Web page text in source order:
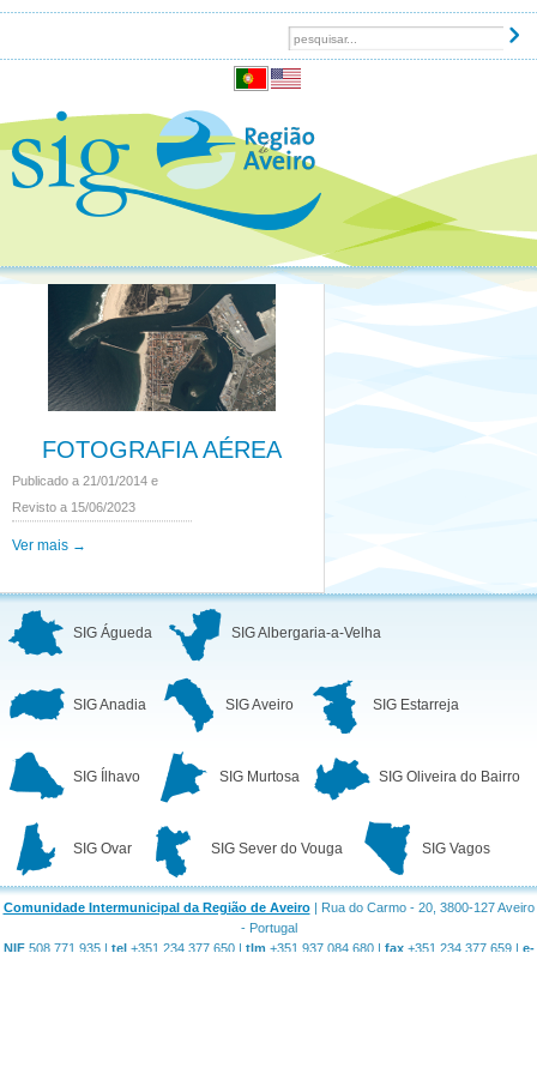
FOTOGRAFIA AÉREA
Publicado a 21/01/2014 e
Revisto a 15/06/2023
Ver mais →
SIG Águeda SIG Albergaria-a-Velha
SIG Anadia SIG Aveiro SIG Estarreja
SIG Ílhavo SIG Murtosa SIG Oliveira do Bairro
SIG Ovar SIG Sever do Vouga SIG Vagos
Comunidade Intermunicipal da Região de Aveiro| Rua do Carmo - 20, 3800-127 Aveiro
- Portugal
NIF508 771 935 | tel+351 234 377 650 | tlm +351 937 084 680 | fax+351 234 377 659 | e-